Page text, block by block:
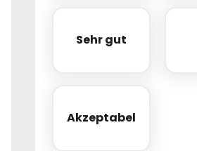
Sehr gut
Sehr gut
Akzeptabel
Akzeptabel